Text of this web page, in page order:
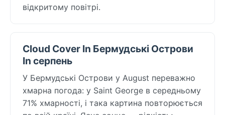
відкритому повітрі.
Cloud Cover In Бермудські Острови
In серпень
У Бермудські Острови у August переважно
хмарна погода: у Saint George в середньому
71% хмарності, і така картина повторюється